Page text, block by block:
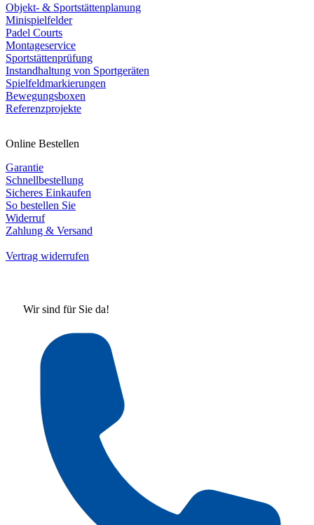
Objekt- & Sportstättenplanung
Minispielfelder
Padel Courts
Montageservice
Sportstättenprüfung
Instandhaltung von Sportgeräten
Spielfeldmarkierungen
Bewegungsboxen
Referenzprojekte
Online Bestellen
Garantie
Schnellbestellung
Sicheres Einkaufen
So bestellen Sie
Widerruf
Zahlung & Versand
Vertrag widerrufen
Wir sind für Sie da!